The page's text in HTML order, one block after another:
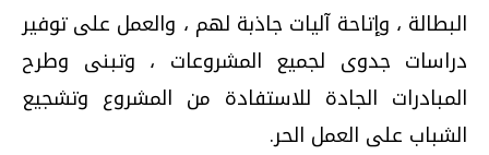
البطالة ، وإتاحة آليات جاذبة لهم ، والعمل على توفير
دراسات جدوى لجميع المشروعات ، وتبنى وطرح
المبادرات الجادة للاستفادة من المشروع وتشجيع
الشباب على العمل الحر.